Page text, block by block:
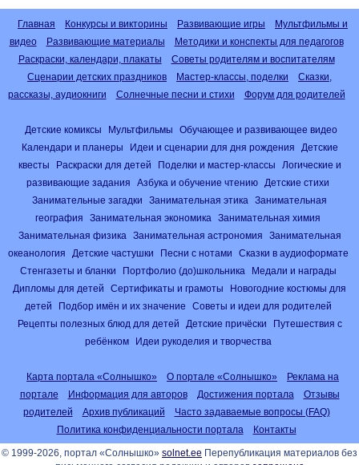
Главная Конкурсы и викторины Развивающие игры
Мультфильмы и
видео
Развивающие материалы
Методики и конспекты для педагогов
Раскраски, календари, плакаты
Советы родителям и воспитателям
Сценарии детских праздников
Мастер-классы, поделки
Сказки,
рассказы, аудиокниги
Солнечные песни и стихи Форум для родителей
Детские комиксы Мультфильмы
Обучающее и развивающее видео
Календари и планеры
Идеи и сценарии для дня рождения
Детские
квесты
Раскраски для детей Поделки и мастер-классы
Логические и
развивающие задания
Азбука и обучение чтению
Детские стихи
Занимательные загадки
Занимательная этика
Занимательная
география
Занимательная экономика
Занимательная химия
Занимательная физика
Занимательная астрономия
Занимательная
океанология
Детские частушки Песни с нотами
Сказки в аудиоформате
Стенгазеты и бланки
Портфолио (до)школьника
Медали и награды
Дипломы для детей
Сертификаты и грамоты
Новогодние костюмы для
детей
Подбор имён и их значение
Советы и идеи для родителей
Рецепты полезных блюд для детей
Детские причёски
Путешествия с
ребёнком
Идеи рукоделия и творчества
Карта портала «Солнышко» О портале «Солнышко»
Реклама на
портале
Информация для авторов Достижения портала
Отзывы
родителей
Архив публикаций
Часто задаваемые вопросы (FAQ)
Политика конфиденциальности портала
Контакты
© 1999-2026, портал «Солнышко» solnet.ee Перепубликация материалов без